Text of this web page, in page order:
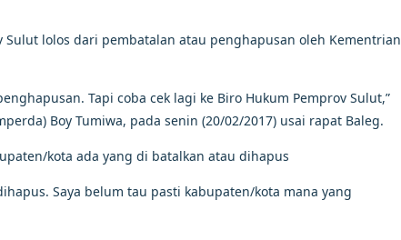
lolos dari pembatalan atau penghapusan oleh Kementrian
Tapi coba cek lagi ke Biro Hukum Pemprov Sulut,”
Boy Tumiwa, pada senin (20/02/2017) usai rapat Baleg.
kota ada yang di batalkan atau dihapus
Saya belum tau pasti kabupaten/kota mana yang